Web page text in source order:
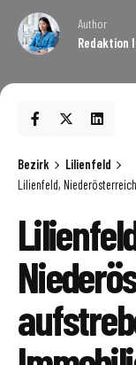
Author
Redaktion
Bezirk
Lilienfeld
Lilienfeld,